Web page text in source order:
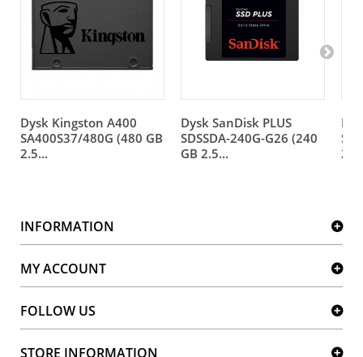
Dysk Kingston A400
SA400S37/480G (480 GB
2.5...
Dysk SanDisk PLUS
SDSSDA-240G-G26 (240
GB 2.5...
INFORMATION
MY ACCOUNT
FOLLOW US
STORE INFORMATION